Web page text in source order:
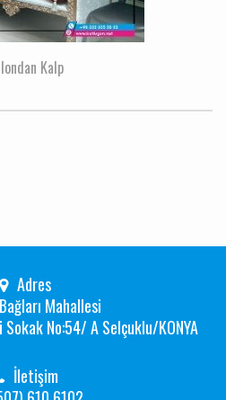
Kalp
Adres
Mahallesi
No:54/ A Selçuklu/KONYA
İletişim